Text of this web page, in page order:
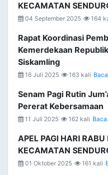
KECAMATAN
04 September 2025 164
Rapat Koordinasi
Kemerdekaan
Siskamling
16 Juli 2025 163 kali
Senam Pagi Rutin
Pererat Kebersamaan
11 Juli 2025 162 kali
APEL PAGI HARI
KECAMATAN
01 Oktober 2025 161 kali